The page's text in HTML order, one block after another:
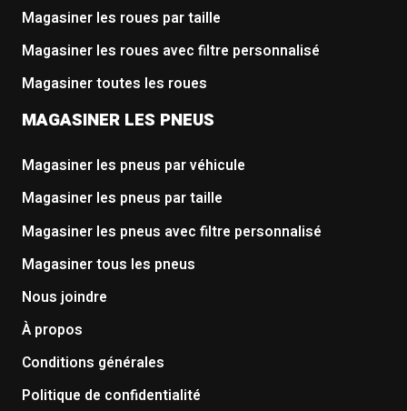
Magasiner les roues par taille
Magasiner les roues avec filtre personnalisé
Magasiner toutes les roues
MAGASINER LES PNEUS
Magasiner les pneus par véhicule
Magasiner les pneus par taille
Magasiner les pneus avec filtre personnalisé
Magasiner tous les pneus
Nous joindre
À propos
Conditions générales
Politique de confidentialité